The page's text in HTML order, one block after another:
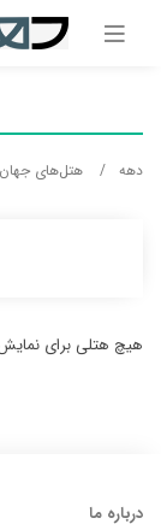
دهه هتل‌های جهان
هیچ هتلی برای
درباره ما